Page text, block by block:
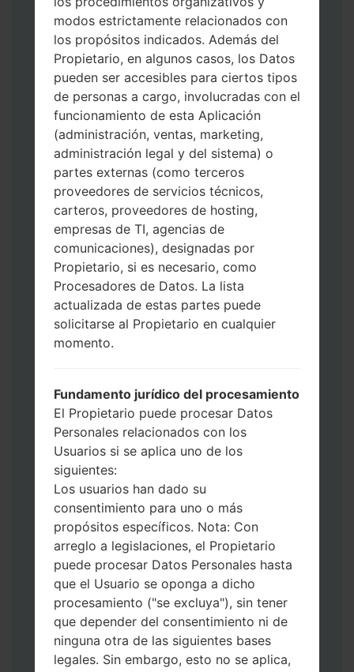
Descargue a su PC: la última versión de
Odin 3.
A continuación, extraiga el archivo de
firmware.
Debe obtener 1 (si es archivo 1, elíjalo aquí)
o 5 (si es archivo 5, selecciónelo aquí):
AP: "Sistema y Recuperación"
CP: "Módem y Radio"
CSC _ ***: "País y región y operador"
HOME_CSC _ ***: "País y regióny
operador"
Agregue todos los archivos a Odin 3.
Si desea hacer clean flash, use CSC _ *** o
use HOME_CSC _ *** para mantener sus
datos y aplicaciones.
Ahora apague su teléfono y entre al Modo
de Descarga. Cómo hacer todos los
tecla de Encendido, el botón de Subir
volumen y la tecla de Bixby.
Presione y mantenga presionadas las
teclas de Subir y de Bajar volumen y
luego conecte un cable USB.
Presione y mantenga presionados la
tecla de Encendido, el botón de Bajar
volumen y la tecla de Inicio.
Conecte un cable USB, luego
mantenga presionados el botón de Bixby
y la tecla de Bajar volumen.
Presione y mantenga presionados la
tecla de Encendido y el botón de Subir
volumen.
Luego, conecte su dispositivo a PC, Odin
modos estrictamente relacionados con
los propósitos indicados. Además del
Propietario, en algunos casos, los Datos
pueden ser accesibles para ciertos tipos
de personas a cargo, involucradas con el
funcionamiento de esta Aplicación
(administración, ventas, marketing,
administración legal y del sistema) o
partes externas (como terceros
proveedores de servicios técnicos,
carteros, proveedores de hosting,
empresas de TI, agencias de
comunicaciones), designadas por
Propietario, si es necesario, como
Procesadores de Datos. La lista
actualizada de estas partes puede
solicitarse al Propietario en cualquier
momento.
Fundamento jurídico del procesamiento
El Propietario puede procesar Datos
Personales relacionados con los
Usuarios si se aplica uno de los
siguientes:
Los usuarios han dado su
consentimiento para uno o más
propósitos específicos. Nota: Con
arreglo a legislaciones, el Propietario
puede procesar Datos Personales hasta
que el Usuario se oponga a dicho
procesamiento ("se excluya"), sin tener
que depender del consentimiento ni de
ninguna otra de las siguientes bases
legales. Sin embargo, esto no se aplica,